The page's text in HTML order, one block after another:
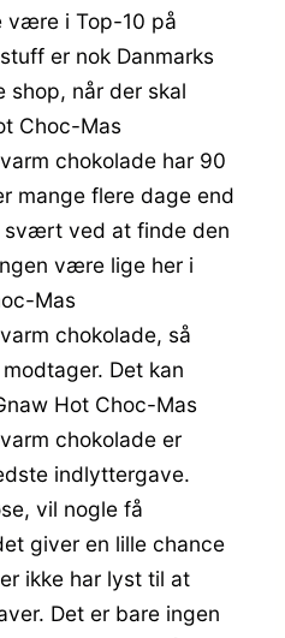
være i Top-10 på
er nok Danmarks
shop, når der skal
Choc-Mas
chokolade har 90
mange flere dage end
ved at finde den
være lige her i
Mas
chokolade, så
Det kan
Hot Choc-Mas
chokolade er
indlyttergave.
vil nogle få
giver en lille chance
ikke har lyst til at
Det er bare ingen